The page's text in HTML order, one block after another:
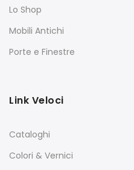
Lo Shop
Mobili Antichi
Porte e Finestre
Link Veloci
Cataloghi
Colori & Vernici